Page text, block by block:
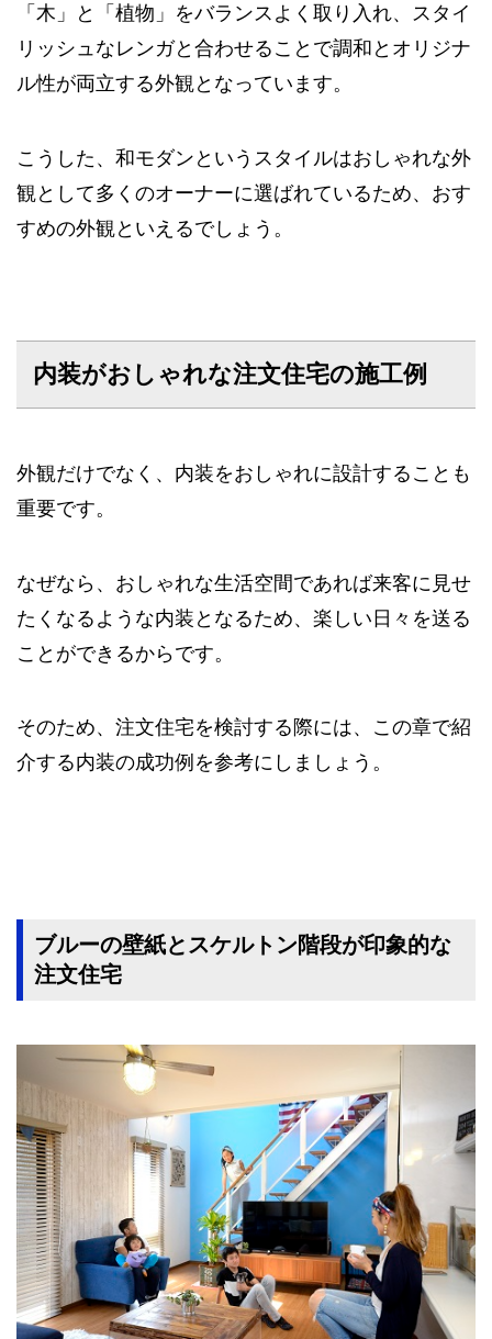
「木」と「植物」をバランスよく取り入れ、スタイ
リッシュなレンガと合わせることで調和とオリジナ
ル性が両立する外観となっています。
こうした、和モダンというスタイルはおしゃれな外
観として多くのオーナーに選ばれているため、おす
すめの外観といえるでしょう。
内装がおしゃれな注文住宅の施工例
外観だけでなく、内装をおしゃれに設計することも
重要です。
なぜなら、おしゃれな生活空間であれば来客に見せ
たくなるような内装となるため、楽しい日々を送る
ことができるからです。
そのため、注文住宅を検討する際には、この章で紹
介する内装の成功例を参考にしましょう。
ブルーの壁紙とスケルトン階段が印象的な
注文住宅